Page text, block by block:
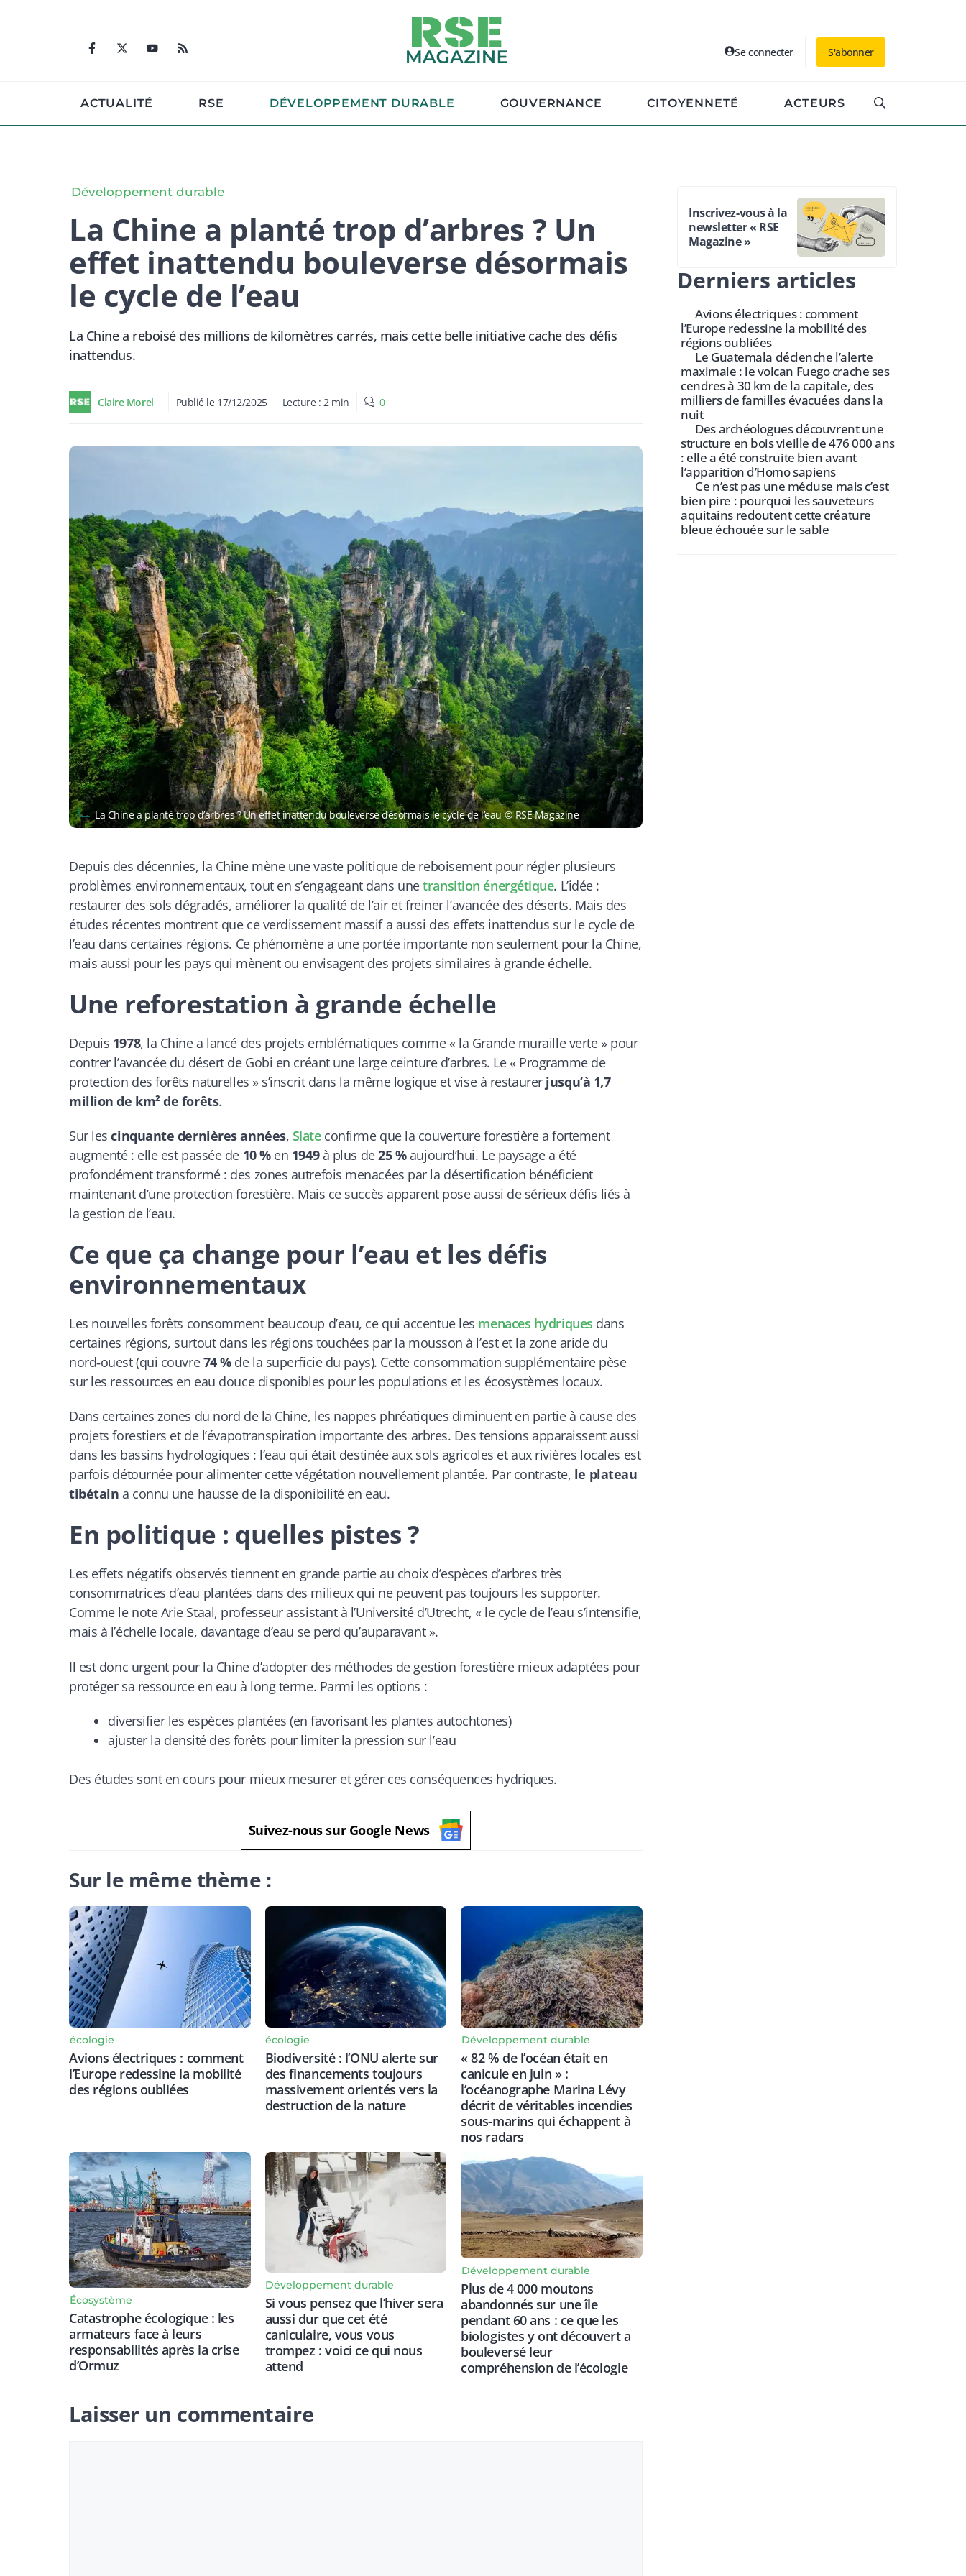
Se connecter S'abonner
ACTUALITÉ RSE DÉVELOPPEMENT DURABLE GOUVERNANCE CITOYENNETÉ ACTEURS
Développement durable
La Chine a planté trop d’arbres ? Un
effet inattendu bouleverse désormais
le cycle de l’eau
La Chine a reboisé des millions de kilomètres carrés, mais cette belle initiative cache des défis
inattendus.
Claire Morel Publié le 17/12/2025 Lecture : 2 min 0
La Chine a planté trop d’arbres ? Un effet inattendu bouleverse désormais le cycle de l’eau © RSE Magazine
Depuis des décennies, la Chine mène une vaste politique de reboisement pour régler plusieurs
problèmes environnementaux, tout en s’engageant dans unetransition énergétique. L’idée :
restaurer des sols dégradés, améliorer la qualité de l’air et freiner l’avancée des déserts. Mais des
études récentes montrent que ce verdissement massif a aussi des effets inattendus sur le cycle de
l’eau dans certaines régions. Ce phénomène a une portée importante non seulement pour la Chine,
mais aussi pour les pays qui mènent ou envisagent des projets similaires à grande échelle.
Une reforestation à grande échelle
Depuis 1978, la Chine a lancé des projets emblématiques comme « la Grande muraille verte » pour
contrer l’avancée du désert de Gobi en créant une large ceinture d’arbres. Le « Programme de
protection des forêts naturelles » s’inscrit dans la même logique et vise à restaurer jusqu’à 1,7
million de km² de forêts.
Sur lescinquante dernières années, Slateconfirme que la couverture forestière a fortement
augmenté : elle est passée de 10 %en 1949à plus de25 %aujourd’hui. Le paysage a été
profondément transformé : des zones autrefois menacées par la désertification bénéficient
maintenant d’une protection forestière. Mais ce succès apparent pose aussi de sérieux défis liés à
la gestion de l’eau.
Ce que ça change pour l’eau et les défis
environnementaux
Les nouvelles forêts consomment beaucoup d’eau, ce qui accentue les menaces hydriques dans
certaines régions, surtout dans les régions touchées par la mousson à l’est et la zone aride du
nord‑ouest (qui couvre74 %de la superficie du pays). Cette consommation supplémentaire pèse
sur les ressources en eau douce disponibles pour les populations et les écosystèmes locaux.
Dans certaines zones du nord de la Chine, les nappes phréatiques diminuent en partie à cause des
projets forestiers et de l’évapotranspiration importante des arbres. Des tensions apparaissent aussi
dans les bassins hydrologiques : l’eau qui était destinée aux sols agricoles et aux rivières locales est
parfois détournée pour alimenter cette végétation nouvellement plantée. Par contraste, le plateau
tibétain a connu une hausse de la disponibilité en eau.
En politique : quelles pistes ?
Les effets négatifs observés tiennent en grande partie au choix d’espèces d’arbres très
consommatrices d’eau plantées dans des milieux qui ne peuvent pas toujours les supporter.
Comme le note Arie Staal, professeur assistant à l’Université d’Utrecht, « le cycle de l’eau s’intensifie,
mais à l’échelle locale, davantage d’eau se perd qu’auparavant ».
Il est donc urgent pour la Chine d’adopter des méthodes de gestion forestière mieux adaptées pour
protéger sa ressource en eau à long terme. Parmi les options :
diversifier les espèces plantées (en favorisant les plantes autochtones)
ajuster la densité des forêts pour limiter la pression sur l’eau
Des études sont en cours pour mieux mesurer et gérer ces conséquences hydriques.
Suivez-nous sur Google News
Sur le même thème :
écologie
Avions électriques : comment
l’Europe redessine la mobilité
des régions oubliées
écologie
Biodiversité : l’ONU alerte sur
des financements toujours
massivement orientés vers la
destruction de la nature
Développement durable
« 82 % de l’océan était en
canicule en juin » :
l’océanographe Marina Lévy
décrit de véritables incendies
sous-marins qui échappent à
nos radars
Écosystème
Catastrophe écologique : les
armateurs face à leurs
responsabilités après la crise
d’Ormuz
Développement durable
Si vous pensez que l’hiver sera
aussi dur que cet été
caniculaire, vous vous
trompez : voici ce qui nous
attend
Développement durable
Plus de 4 000 moutons
abandonnés sur une île
pendant 60 ans : ce que les
biologistes y ont découvert a
bouleversé leur
compréhension de l’écologie
Laisser un commentaire
Inscrivez-vous à la
newsletter « RSE
Magazine »
Derniers articles
Avions électriques : comment
l’Europe redessine la mobilité des
régions oubliées
Le Guatemala déclenche l’alerte
maximale : le volcan Fuego crache ses
cendres à 30 km de la capitale, des
milliers de familles évacuées dans la
nuit
Des archéologues découvrent une
structure en bois vieille de 476 000 ans
: elle a été construite bien avant
l’apparition d’Homo sapiens
Ce n’est pas une méduse mais c’est
bien pire : pourquoi les sauveteurs
aquitains redoutent cette créature
bleue échouée sur le sable